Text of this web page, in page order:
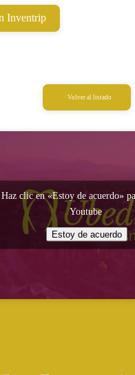
Inventrip
Volver al listado
Haz clic en «Estoy de acuerdo»
Youtube
Estoy de acuerdo